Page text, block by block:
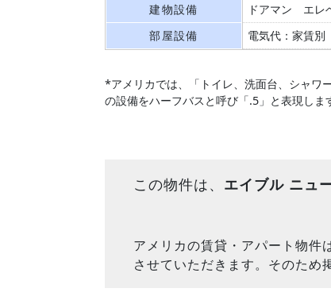
建物設備 ドアマン エレ
部屋設備
電気代：家賃別
*アメリカでは、「トイレ、洗面台、シャワ
の設備をハーフバスと呼び「.5」と表現しま
この物件は、 エイブル ニュ
アメリカの賃貸・アパート物件
させていただきます。そのため